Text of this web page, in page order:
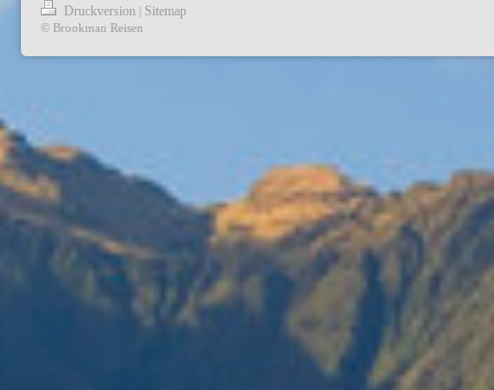
Druckversion | Sitemap
© Brookman Reisen